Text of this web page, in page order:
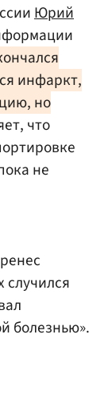
Юрий
инфаркт,
но
что
не
болезнью».